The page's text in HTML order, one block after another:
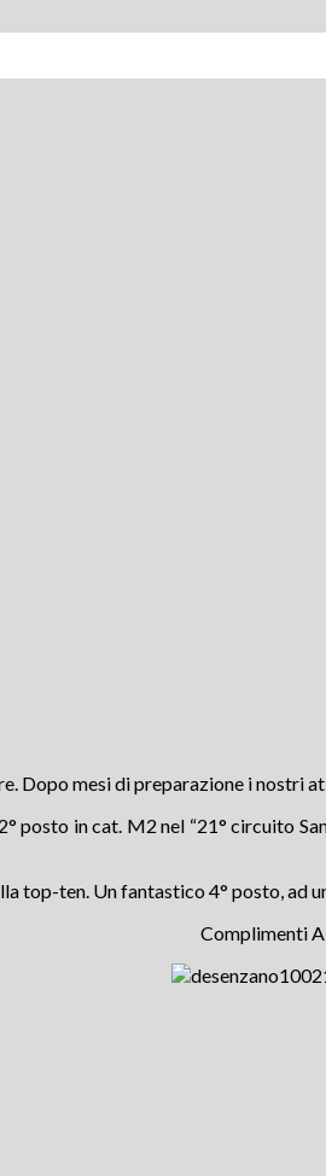
Dopo mesi di preparazione i nostri
in cat. M2 nel “21° circuito
top-ten. Un fantastico 4° posto, ad
Complimenti